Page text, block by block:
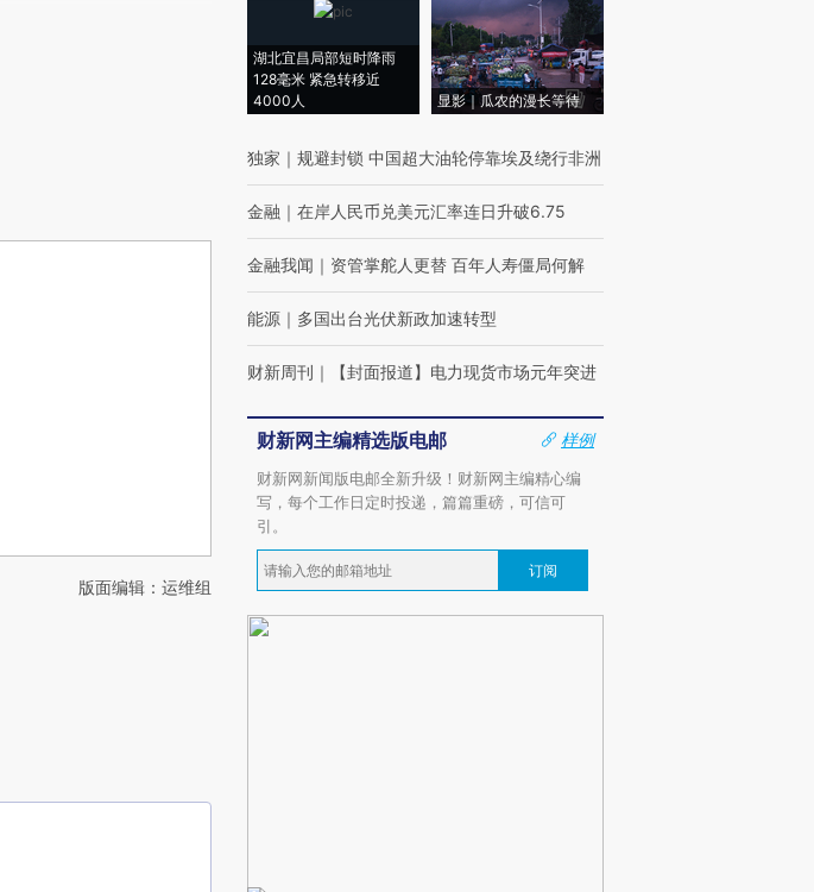
版面编辑：运维组
湖北宜昌局部短时降雨
128毫米 紧急转移近
4000人
显影｜瓜农的漫长等待
独家 ｜ 规避封锁 中国超大油轮停靠埃及绕行非洲
金融 ｜ 在岸人民币兑美元汇率连日升破6.75
金融我闻 ｜ 资管掌舵人更替 百年人寿僵局何解
能源 ｜ 多国出台光伏新政加速转型
财新周刊 ｜ 【封面报道】电力现货市场元年突进
财新网主编精选版电邮
样例
财新网新闻版电邮全新升级！财新网主编精心编
写，每个工作日定时投递，篇篇重磅，可信可
引。
订阅